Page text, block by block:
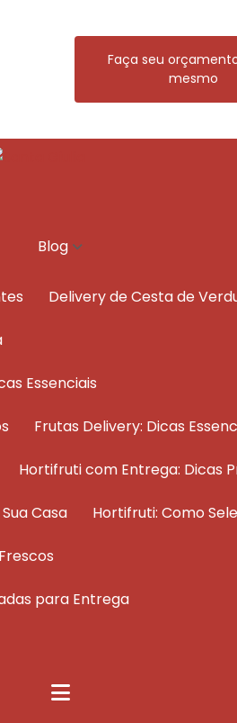
Faça seu
mesmo
Blog
Delivery de Cesta de
Essenciais
Frutas Delivery: Dicas
Hortifruti com Entrega: Dicas
Casa Hortifruti: Como
para Entrega